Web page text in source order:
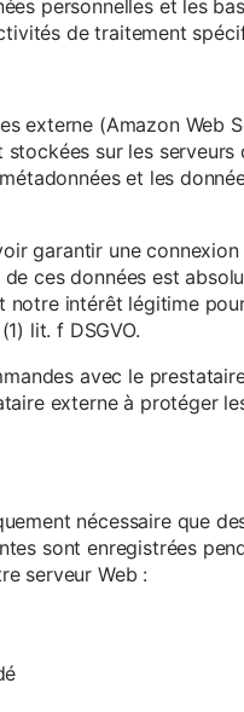
personnelles et les
de traitement
externe (Amazon Web
sur les
et les
garantir une
ces données est
notre intérêt légitime
lit. f DSGVO.
avec le
externe à protéger
nécessaire que
sont enregistrées
serveur Web :